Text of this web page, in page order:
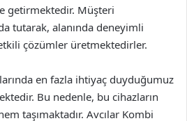
getirmektedir. Müşteri
tutarak, alanında deneyimli
çözümler üretmektedirler.
en fazla ihtiyaç duyduğumuz
Bu nedenle, bu cihazların
taşımaktadır. Avcılar Kombi